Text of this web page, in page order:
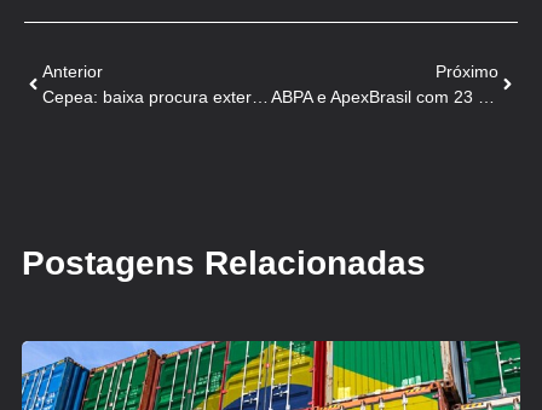
Anterior
Próximo
Postagens Relacionadas